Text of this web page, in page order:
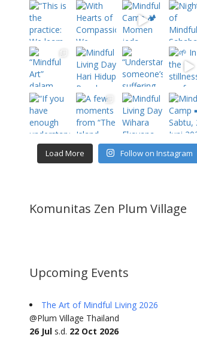
Load More Follow on Instagram
Komunitas Zen Plum Village
Upcoming Events
The Art of Mindful Living 2026
@Plum Village Thailand
26 Jul s.d. 22 Oct 2026